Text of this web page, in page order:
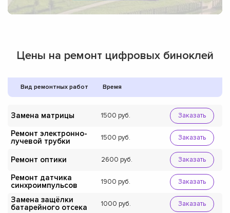
Цены на ремонт цифровых биноклей
Вид ремонтных работ Время
Замена матрицы 1500 Заказать
Ремонт электронно-
лучевой трубки
1500 Заказать
Ремонт оптики 2600 Заказать
Ремонт датчика
синхроимпульсов
1900 Заказать
Замена защёлки
батарейного отсека
1000 Заказать